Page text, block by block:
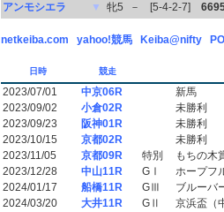
アンモシエラ ▼ 牝5 － [5-4-2-7]
netkeiba.com yahoo!競馬 Keiba@nifty
日時 競走
2023/07/01 中京06R
新馬
2023/09/02
小倉02R
未勝利
2023/09/23
阪神01R
未勝利
2023/10/15
京都02R
未勝利
2023/11/05
京都09R 特別
もちの木
2023/12/28
中山11R GⅠ
ホープフ
2024/01/17
船橋11R GⅢ
ブルーバ
2024/03/20
大井11R GⅡ
京浜盃（